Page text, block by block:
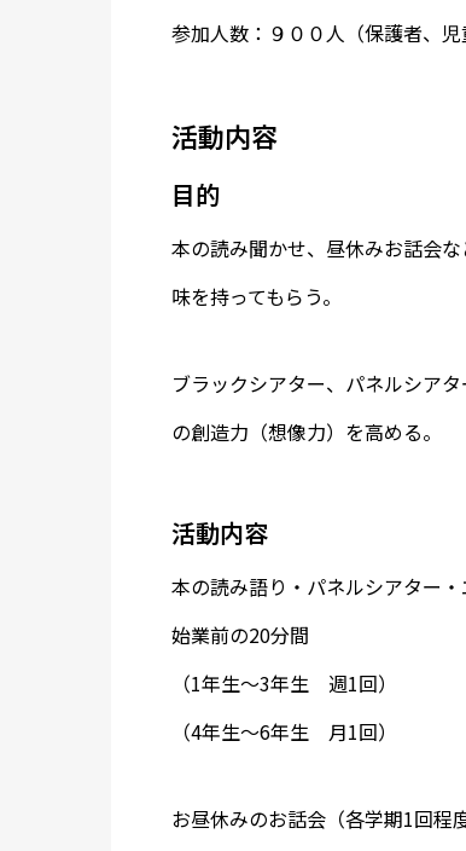
参加人数：９００人（保護者、児
活動内容
目的
本の読み聞かせ、昼休みお話会
味を持ってもらう。
ブラックシアター、パネルシア
の創造力（想像力）を高める。
活動内容
本の読み語り・パネルシアター
始業前の20分間
（1年生～3年生 週1回）
（4年生～6年生 月1回）
お昼休みのお話会（各学期1回程度